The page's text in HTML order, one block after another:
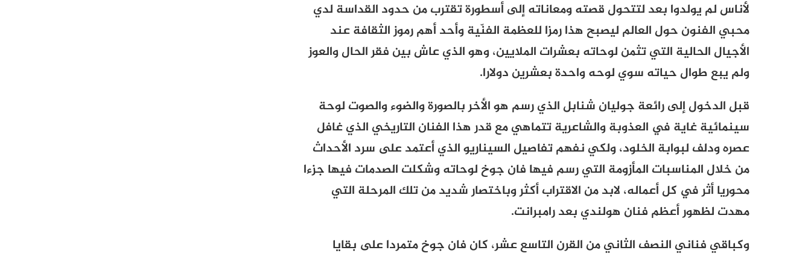
لأناس لم يولدوا بعد لتتحول قصته ومعاناته إلى أسطورة تقترب من حدود القداسة لدي
محبي الفنون حول العالم ليصبح هذا رمزا للعظمة الفنّية وأحد أهم رموز الثقافة عند
الأجيال الحالية التي تثمن لوحاته بعشرات الملايين، وهو الذي عاش بين فقر الحال والعوز
ولم يبع طوال حياته سوي لوحه واحدة بعشرين دولارا.
قبل الدخول إلى رائعة جوليان شنابل الذي رسم هو الأخر بالصورة والضوء والصوت لوحة
سينمائية غاية في العذوبة والشاعرية تتماهي مع قدر هذا الفنان التاريخي الذي غافل
عصره ودلف لبوابة الخلود، ولكي نفهم تفاصيل السيناريو الذي أعتمد على سرد الأحداث
من خلال المناسبات المأزومة التي رسم فيها فان جوخ لوحاته وشكلت الصدمات فيها جزءا
محوريا أثر في كل أعماله، لابد من الاقتراب أكثر وباختصار شديد من تلك المرحلة التي
مهدت لظهور أعظم فنان هولندي بعد رامبرانت.
وكباقي فناني النصف الثاني من القرن التاسع عشر، كان فان جوخ متمردا على بقايا